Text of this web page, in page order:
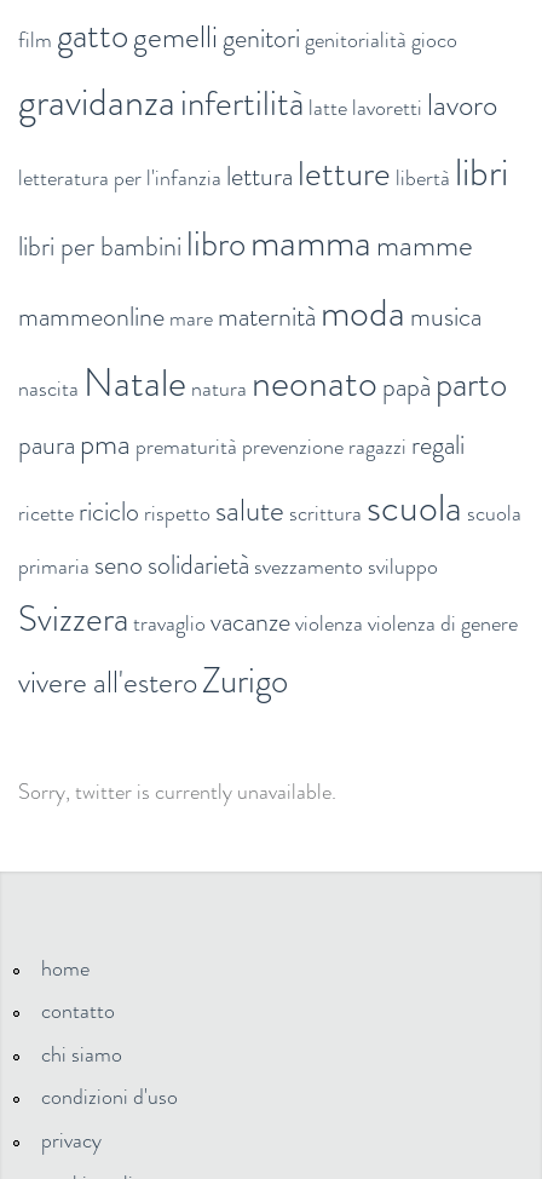
film gattogemelligenitorigenitorialitàgioco
gravidanzainfertilità lattelavoretti lavoro
letteratura per l'infanzia lettura letture libertà libri
libri per bambini libromamma mamme
mammeonlinemarematernità moda musica
nascita Natale natura neonatopapà parto
paura pma prematurità prevenzioneragazzi regali
ricettericiclo rispetto salute scrittura scuola scuola
primaria senosolidarietà svezzamento sviluppo
Svizzeratravagliovacanzeviolenzaviolenza di genere
vivere all'esteroZurigo
Sorry, twitter is currently unavailable.
home
contatto
chi siamo
condizioni d'uso
privacy